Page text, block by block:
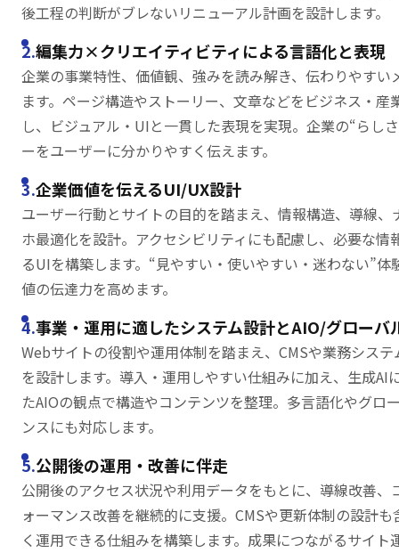
後工程の判断がブレないリニューアル計画を設計します。
編集力×クリエイティビティによる言語化と表現
企業の事業特性、価値観、強みを読み解き、伝わりやすい
ます。ページ構造やストーリー、文章などをビジネス・産
し、ビジュアル・UIと一貫した表現を実現。企業の“らし
ーをユーザーに分かりやすく伝えます。
企業価値を伝えるUI/UX設計
ユーザー行動とサイトの目的を踏まえ、情報構造、導線、
ホ最適化を設計。アクセシビリティにも配慮し、必要な情
るUIを構築します。“見やすい・使いやすい・迷わない”体
値の伝達力を高めます。
事業・運用に適したシステム設計とAIO/グローバ
Webサイトの役割や運用体制を踏まえ、CMSや業務シス
を設計します。導入・運用しやすい仕組みに加え、生成AI
たAIOの観点で構造やコンテンツを整理。多言語化やグロ
ンスにも対応します。
公開後の運用・改善に伴走
公開後のアクセス状況や利用データをもとに、導線改善、
ォーマンス改善を継続的に支援。CMSや更新体制の設計
く運用できる仕組みを構築します。成果につながるサイト